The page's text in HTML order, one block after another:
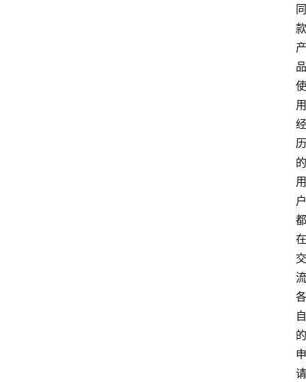
同
款
产
品
使
用
经
历
的
用
户
都
在
交
流
各
自
的
申
请